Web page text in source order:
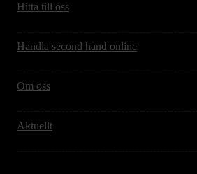
Hitta till oss
Handla second hand online
Om oss
Aktuellt